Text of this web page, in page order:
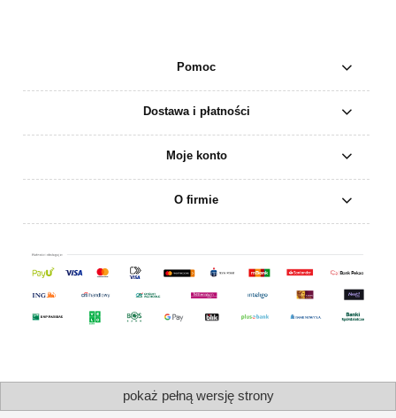
Pomoc
Dostawa i płatności
Moje konto
O firmie
pokaż pełną wersję strony